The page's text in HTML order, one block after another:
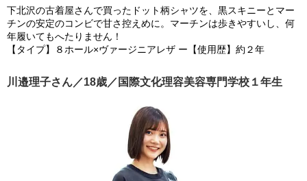
下北沢の古着屋さんで買ったドット柄シャツを、黒スキニーとマー
チンの安定のコンビで甘さ控えめに。マーチンは歩きやすいし、何
年履いてもへたりません！
【タイプ】８ホール×ヴァージニアレザ ー【使用歴】約２年
川邉理子さん／18歳／国際文化理容美容専門学校１年生